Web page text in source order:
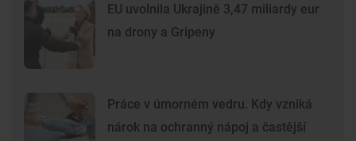
EU uvolnila Ukrajině 3,47 miliardy eur
na drony a Gripeny
Práce v úmorném vedru. Kdy vzniká
nárok na ochranný nápoj a častější